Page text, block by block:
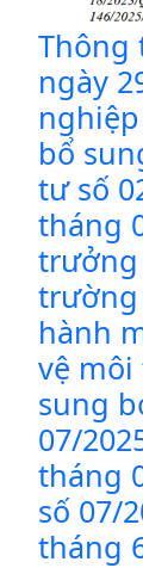
Thông
ngày
bổ
tư số
tháng
trưởng
hành
vệ
sung
07/
tháng
số 07/
tháng